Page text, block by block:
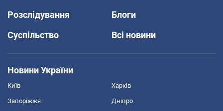
Розслідування
Блоги
Суспільство
Всі новини
Новини України
Київ Харків
Запоріжжя Дніпро